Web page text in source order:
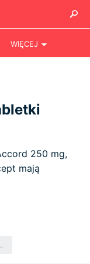
WIĘCEJ
250 mg,
mają